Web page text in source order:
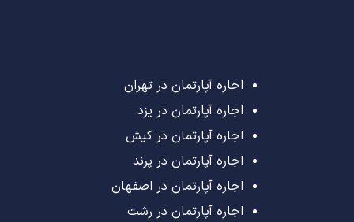
اجاره آپارتمان در تهران
اجاره آپارتمان در یزد
اجاره آپارتمان در کیش
اجاره آپارتمان در پرند
اجاره آپارتمان در اصفهان
اجاره آپارتمان در رشت